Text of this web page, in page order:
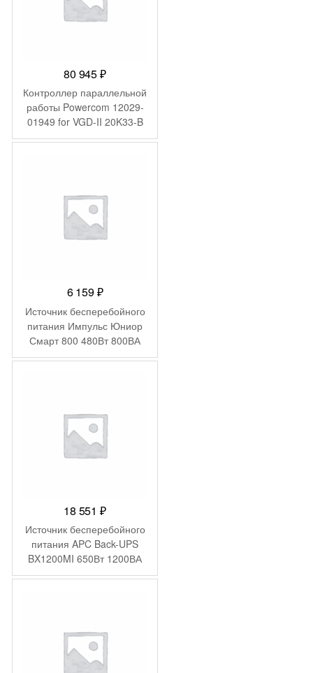
80 945₽
Контроллер параллельной
работы Powercom 12029-
01949 for VGD-II 20K33-B
Hot swap battery
6 159₽
Источник бесперебойного
питания Импульс Юниор
Смарт 800 480Вт 800ВА
черный
18 551₽
Источник бесперебойного
питания APC Back-UPS
BX1200MI 650Вт 1200ВА
черный